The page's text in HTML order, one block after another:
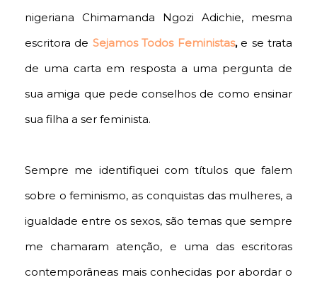
nigeriana Chimamanda Ngozi Adichie, mesma
escritora de Sejamos Todos Feministas, e se trata
de uma carta em resposta a uma pergunta de
sua amiga que pede conselhos de como ensinar
sua filha a ser feminista.
Sempre me identifiquei com títulos que falem
sobre o feminismo, as conquistas das mulheres, a
igualdade entre os sexos, são temas que sempre
me chamaram atenção, e uma das escritoras
contemporâneas mais conhecidas por abordar o